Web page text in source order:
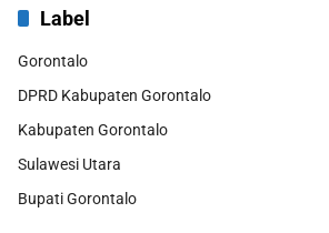
Label
Gorontalo
DPRD Kabupaten Gorontalo
Kabupaten Gorontalo
Sulawesi Utara
Bupati Gorontalo